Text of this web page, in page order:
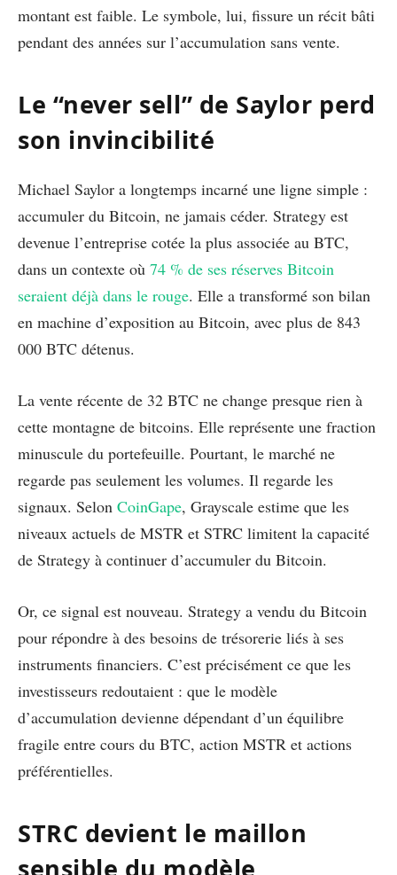
montant est faible. Le symbole, lui, fissure un récit bâti
pendant des années sur l’accumulation sans vente.
Le “never sell” de Saylor perd
son invincibilité
Michael Saylor a longtemps incarné une ligne simple :
accumuler du Bitcoin, ne jamais céder. Strategy est
devenue l’entreprise cotée la plus associée au BTC,
dans un contexte où 74 % de ses réserves Bitcoin
seraient déjà dans le rouge. Elle a transformé son bilan
en machine d’exposition au Bitcoin, avec plus de 843
000 BTC détenus.
La vente récente de 32 BTC ne change presque rien à
cette montagne de bitcoins. Elle représente une fraction
minuscule du portefeuille. Pourtant, le marché ne
regarde pas seulement les volumes. Il regarde les
signaux. Selon CoinGape, Grayscale estime que les
niveaux actuels de MSTR et STRC limitent la capacité
de Strategy à continuer d’accumuler du Bitcoin.
Or, ce signal est nouveau. Strategy a vendu du Bitcoin
pour répondre à des besoins de trésorerie liés à ses
instruments financiers. C’est précisément ce que les
investisseurs redoutaient : que le modèle
d’accumulation devienne dépendant d’un équilibre
fragile entre cours du BTC, action MSTR et actions
préférentielles.
STRC devient le maillon